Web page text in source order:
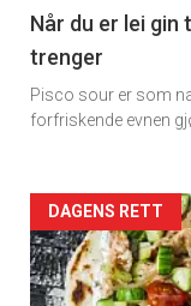
11
Dagens
rett
Når du er lei gin
trenger
Pisco sour er som
forfriskende evnen
Artikler
detail
DAGENS RETT